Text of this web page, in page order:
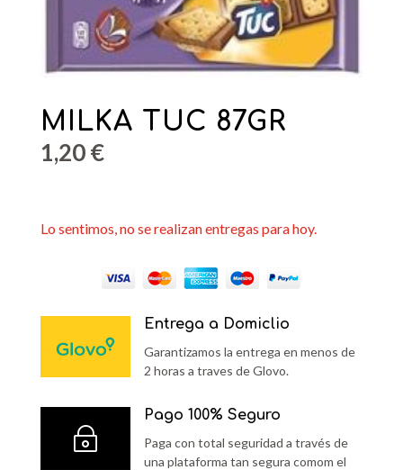
MILKA TUC 87GR
1,20€
Lo sentimos, no se realizan entregas para hoy.
Entrega a Domiclio
Garantizamos la entrega en menos de
2 horas a traves de Glovo.
~
Pago 100% Seguro
Paga con total seguridad a través de
una plataforma tan segura comom el